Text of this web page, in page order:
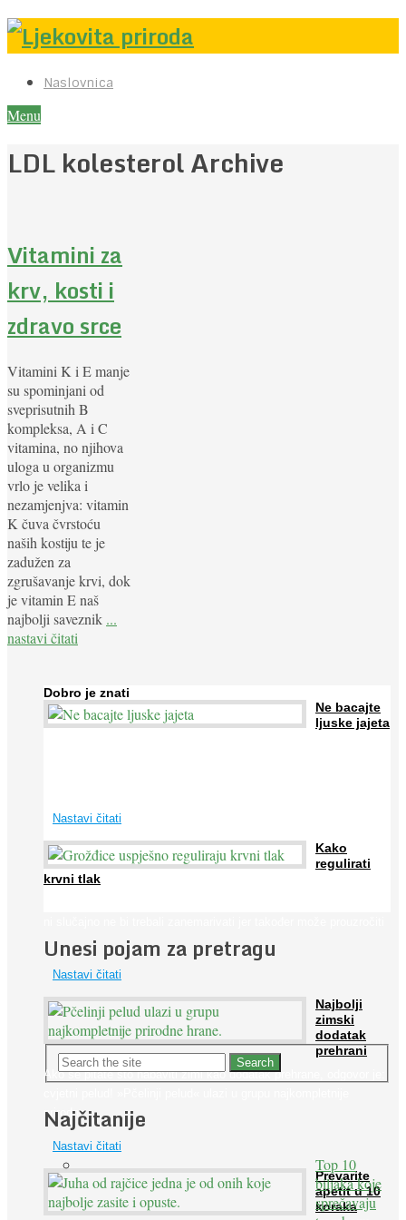
Naslovnica
Menu
LDL kolesterol Archive
Vitamini za
krv, kosti i
zdravo srce
Vitamini K i E manje
su spominjani od
sveprisutnih B
kompleksa, A i C
vitamina, no njihova
uloga u organizmu
vrlo je velika i
nezamjenjva: vitamin
K čuva čvrstoću
naših kostiju te je
zadužen za
zgrušavanje krvi, dok
je vitamin E naš
najbolji saveznik ...
nastavi čitati
Dobro je znati
Ne bacajte
ljuske jajeta
Nastavi čitati
Kako
regulirati
krvni tlak
...
Nastavi čitati
Najbolji
zimski
dodatak
prehrani
Ako se pitate što nabaviti zimi kao dodatak prehrane, odgovor je:
prirodne ...
Nastavi čitati
Prevarite
apetit u 10
koraka
Unesi pojam za pretragu
Najčitanije
Top 10
biljaka koje
sprečavaju